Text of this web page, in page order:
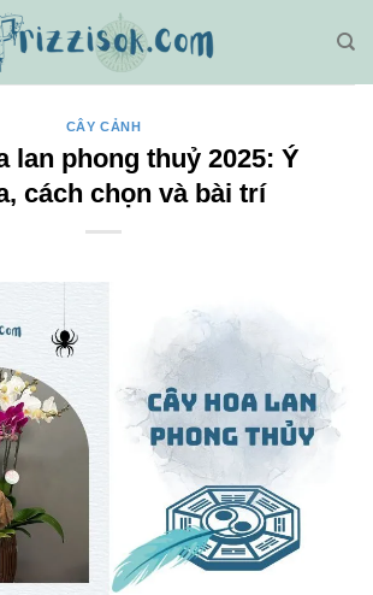
CÂY CẢNH
lan phong thuỷ 2025: Ý
cách chọn và bài trí